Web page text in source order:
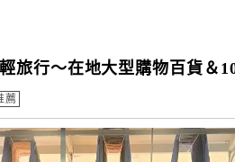
旅行～在地大型購物百貨＆
薦